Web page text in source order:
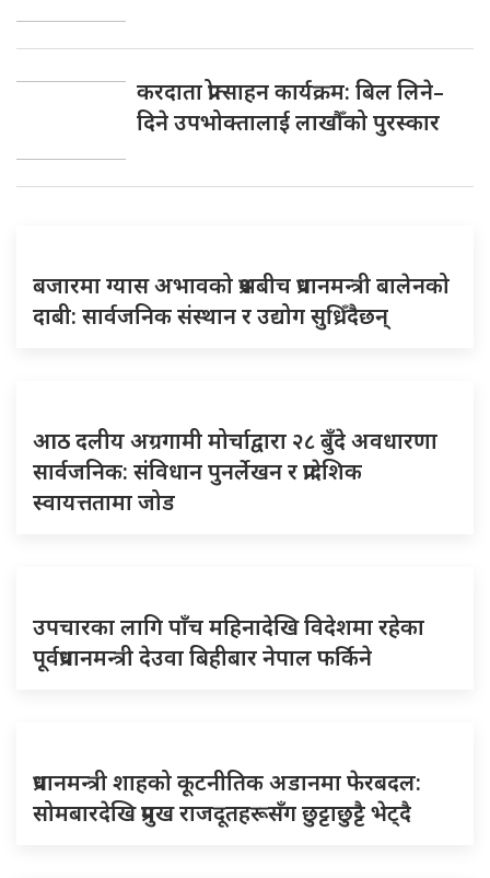
करदाता प्रोत्साहन कार्यक्रम: बिल लिने–
दिने उपभोक्तालाई लाखौँको पुरस्कार
बजारमा ग्यास अभावको प्रश्नबीच प्रधानमन्त्री बालेनको
दाबी: सार्वजनिक संस्थान र उद्योग सुध्रिँदैछन्
आठ दलीय अग्रगामी मोर्चाद्वारा २८ बुँदे अवधारणा
सार्वजनिक: संविधान पुनर्लेखन र प्रादेशिक
स्वायत्ततामा जोड
उपचारका लागि पाँच महिनादेखि विदेशमा रहेका
पूर्वप्रधानमन्त्री देउवा बिहीबार नेपाल फर्किने
प्रधानमन्त्री शाहको कूटनीतिक अडानमा फेरबदल:
सोमबारदेखि प्रमुख राजदूतहरूसँग छुट्टाछुट्टै भेट्दै